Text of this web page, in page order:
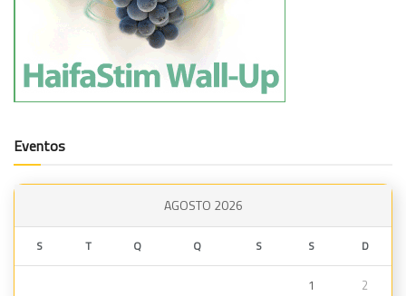
Eventos
AGOSTO 2026
S T Q Q S S D
1 2